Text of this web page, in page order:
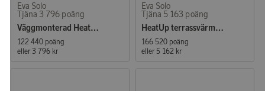
Eva Solo
Tjäna 3 796 poäng
Väggmonterad HeatUp terrassvärmare
122 440 poäng
eller 3 796 kr
Eva Solo
Tjäna 5 163 poäng
HeatUp terrassvärmare
166 520 poäng
eller 5 162 kr